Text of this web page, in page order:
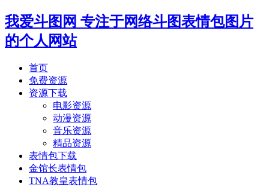
我爱斗图网 专注于网络斗图表情包图片
的个人网站
首页
免费资源
资源下载
电影资源
动漫资源
音乐资源
精品资源
表情包下载
金馆长表情包
TNA教皇表情包